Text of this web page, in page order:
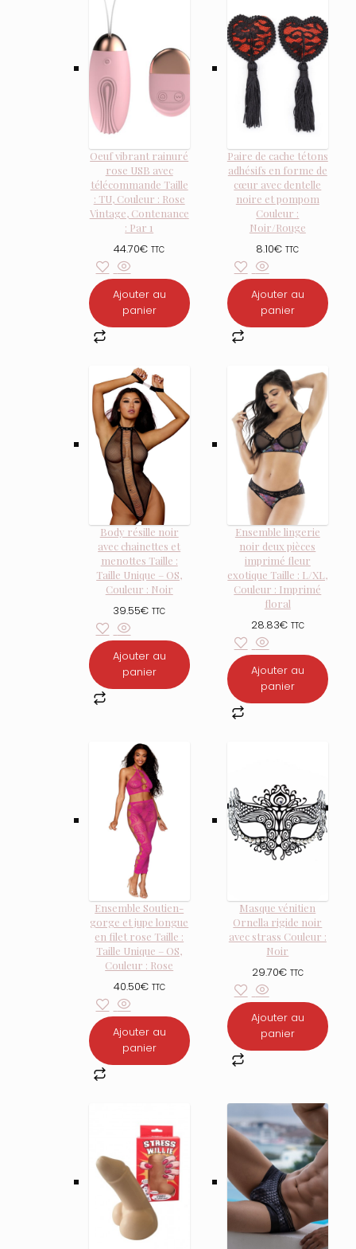
Oeuf vibrant rainuré
rose USB avec
télécommande Taille
: TU, Couleur : Rose
Vintage, Contenance
: Par 1
44.70€ TTC
Ajouter au
panier
Paire de cache tétons
adhésifs en forme de
cœur avec dentelle
noire et pompom
Couleur :
Noir/Rouge
8.10€ TTC
Ajouter au
panier
Body résille noir
avec chainettes et
menottes Taille :
Taille Unique – OS,
Couleur : Noir
39.55€ TTC
Ajouter au
panier
Ensemble lingerie
noir deux pièces
imprimé fleur
exotique Taille : L/XL,
Couleur : Imprimé
floral
28.83€ TTC
Ajouter au
panier
Ensemble Soutien-
gorge et jupe longue
en filet rose Taille :
Taille Unique – OS,
Couleur : Rose
40.50€ TTC
Ajouter au
panier
Masque vénitien
Ornella rigide noir
avec strass Couleur :
Noir
29.70€ TTC
Ajouter au
panier